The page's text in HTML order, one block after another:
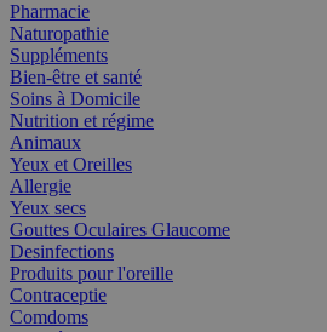
Pharmacie
Naturopathie
Suppléments
Bien-être et santé
Soins à Domicile
Nutrition et régime
Animaux
Yeux et Oreilles
Allergie
Yeux secs
Gouttes Oculaires Glaucome
Desinfections
Produits pour l'oreille
Contraceptie
Comdoms